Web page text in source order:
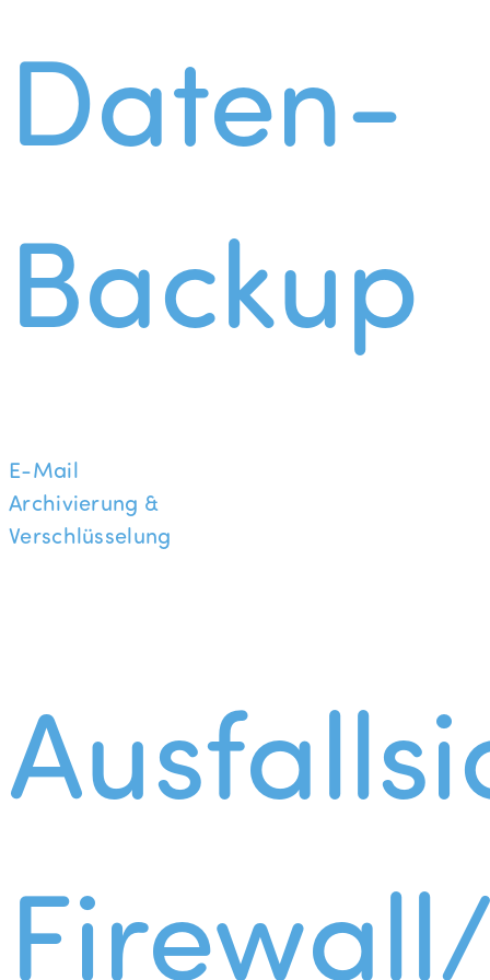
Daten-
Backup
E-Mail
Archivierung &
Verschlüsselung